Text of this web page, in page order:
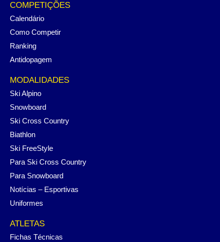
COMPETIÇÕES
Calendário
Como Competir
Ranking
Antidopagem
MODALIDADES
Ski Alpino
Snowboard
Ski Cross Country
Biathlon
Ski FreeStyle
Para Ski Cross Country
Para Snowboard
Notícias – Esportivas
Uniformes
ATLETAS
Fichas Técnicas